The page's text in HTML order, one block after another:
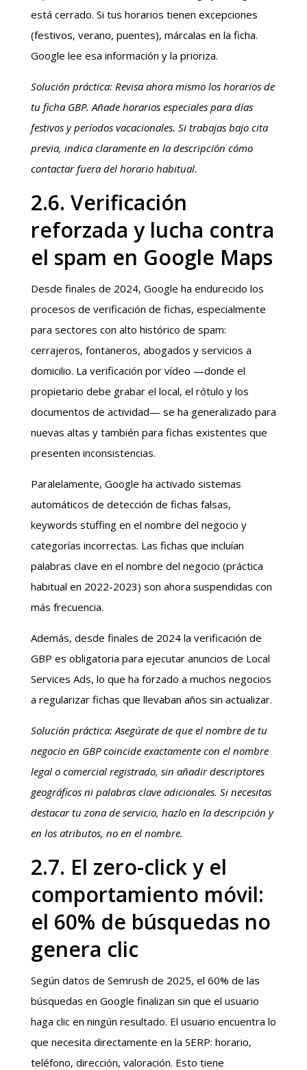
está cerrado. Si tus horarios tienen excepciones
(festivos, verano, puentes), márcalas en la ficha.
Google lee esa información y la prioriza.
Solución práctica: Revisa ahora mismo los horarios de
tu ficha GBP. Añade horarios especiales para días
festivos y períodos vacacionales. Si trabajas bajo cita
previa, indica claramente en la descripción cómo
contactar fuera del horario habitual.
2.6. Verificación
reforzada y lucha contra
el spam en Google Maps
Desde finales de 2024, Google ha endurecido los
procesos de verificación de fichas, especialmente
para sectores con alto histórico de spam:
cerrajeros, fontaneros, abogados y servicios a
domicilio. La verificación por vídeo —donde el
propietario debe grabar el local, el rótulo y los
documentos de actividad— se ha generalizado para
nuevas altas y también para fichas existentes que
presenten inconsistencias.
Paralelamente, Google ha activado sistemas
automáticos de detección de fichas falsas,
keywords stuffing en el nombre del negocio y
categorías incorrectas. Las fichas que incluían
palabras clave en el nombre del negocio (práctica
habitual en 2022-2023) son ahora suspendidas con
más frecuencia.
Además, desde finales de 2024 la verificación de
GBP es obligatoria para ejecutar anuncios de Local
Services Ads, lo que ha forzado a muchos negocios
a regularizar fichas que llevaban años sin actualizar.
Solución práctica: Asegúrate de que el nombre de tu
negocio en GBP coincide exactamente con el nombre
legal o comercial registrado, sin añadir descriptores
geográficos ni palabras clave adicionales. Si necesitas
destacar tu zona de servicio, hazlo en la descripción y
en los atributos, no en el nombre.
2.7. El zero-click y el
comportamiento móvil:
el 60% de búsquedas no
genera clic
Según datos de Semrush de 2025, el 60% de las
búsquedas en Google finalizan sin que el usuario
haga clic en ningún resultado. El usuario encuentra lo
que necesita directamente en la SERP: horario,
teléfono, dirección, valoración. Esto tiene